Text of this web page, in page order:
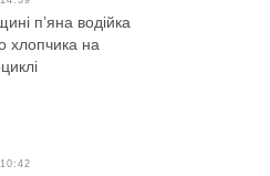
п’яна водійка
хлопчика на